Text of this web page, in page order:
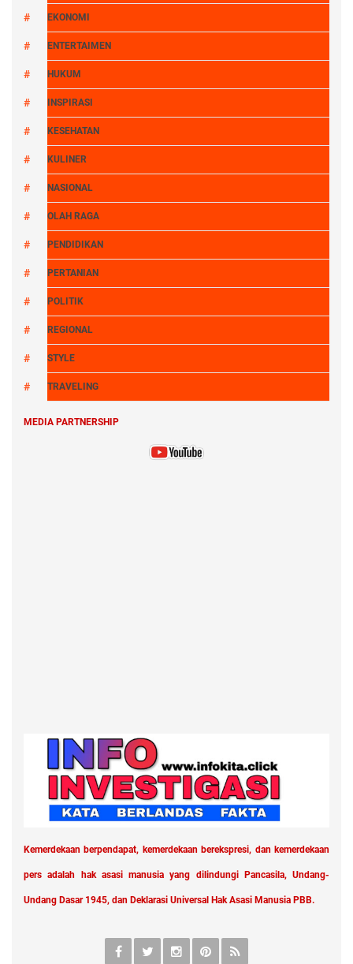
EKONOMI
ENTERTAIMEN
HUKUM
INSPIRASI
KESEHATAN
KULINER
NASIONAL
OLAH RAGA
PENDIDIKAN
PERTANIAN
POLITIK
REGIONAL
STYLE
TRAVELING
MEDIA PARTNERSHIP
Kemerdekaan berpendapat, kemerdekaan berekspresi, dan kemerdekaan
pers adalah hak asasi manusia yang dilindungi Pancasila, Undang-
Undang Dasar 1945, dan Deklarasi Universal Hak Asasi Manusia PBB.